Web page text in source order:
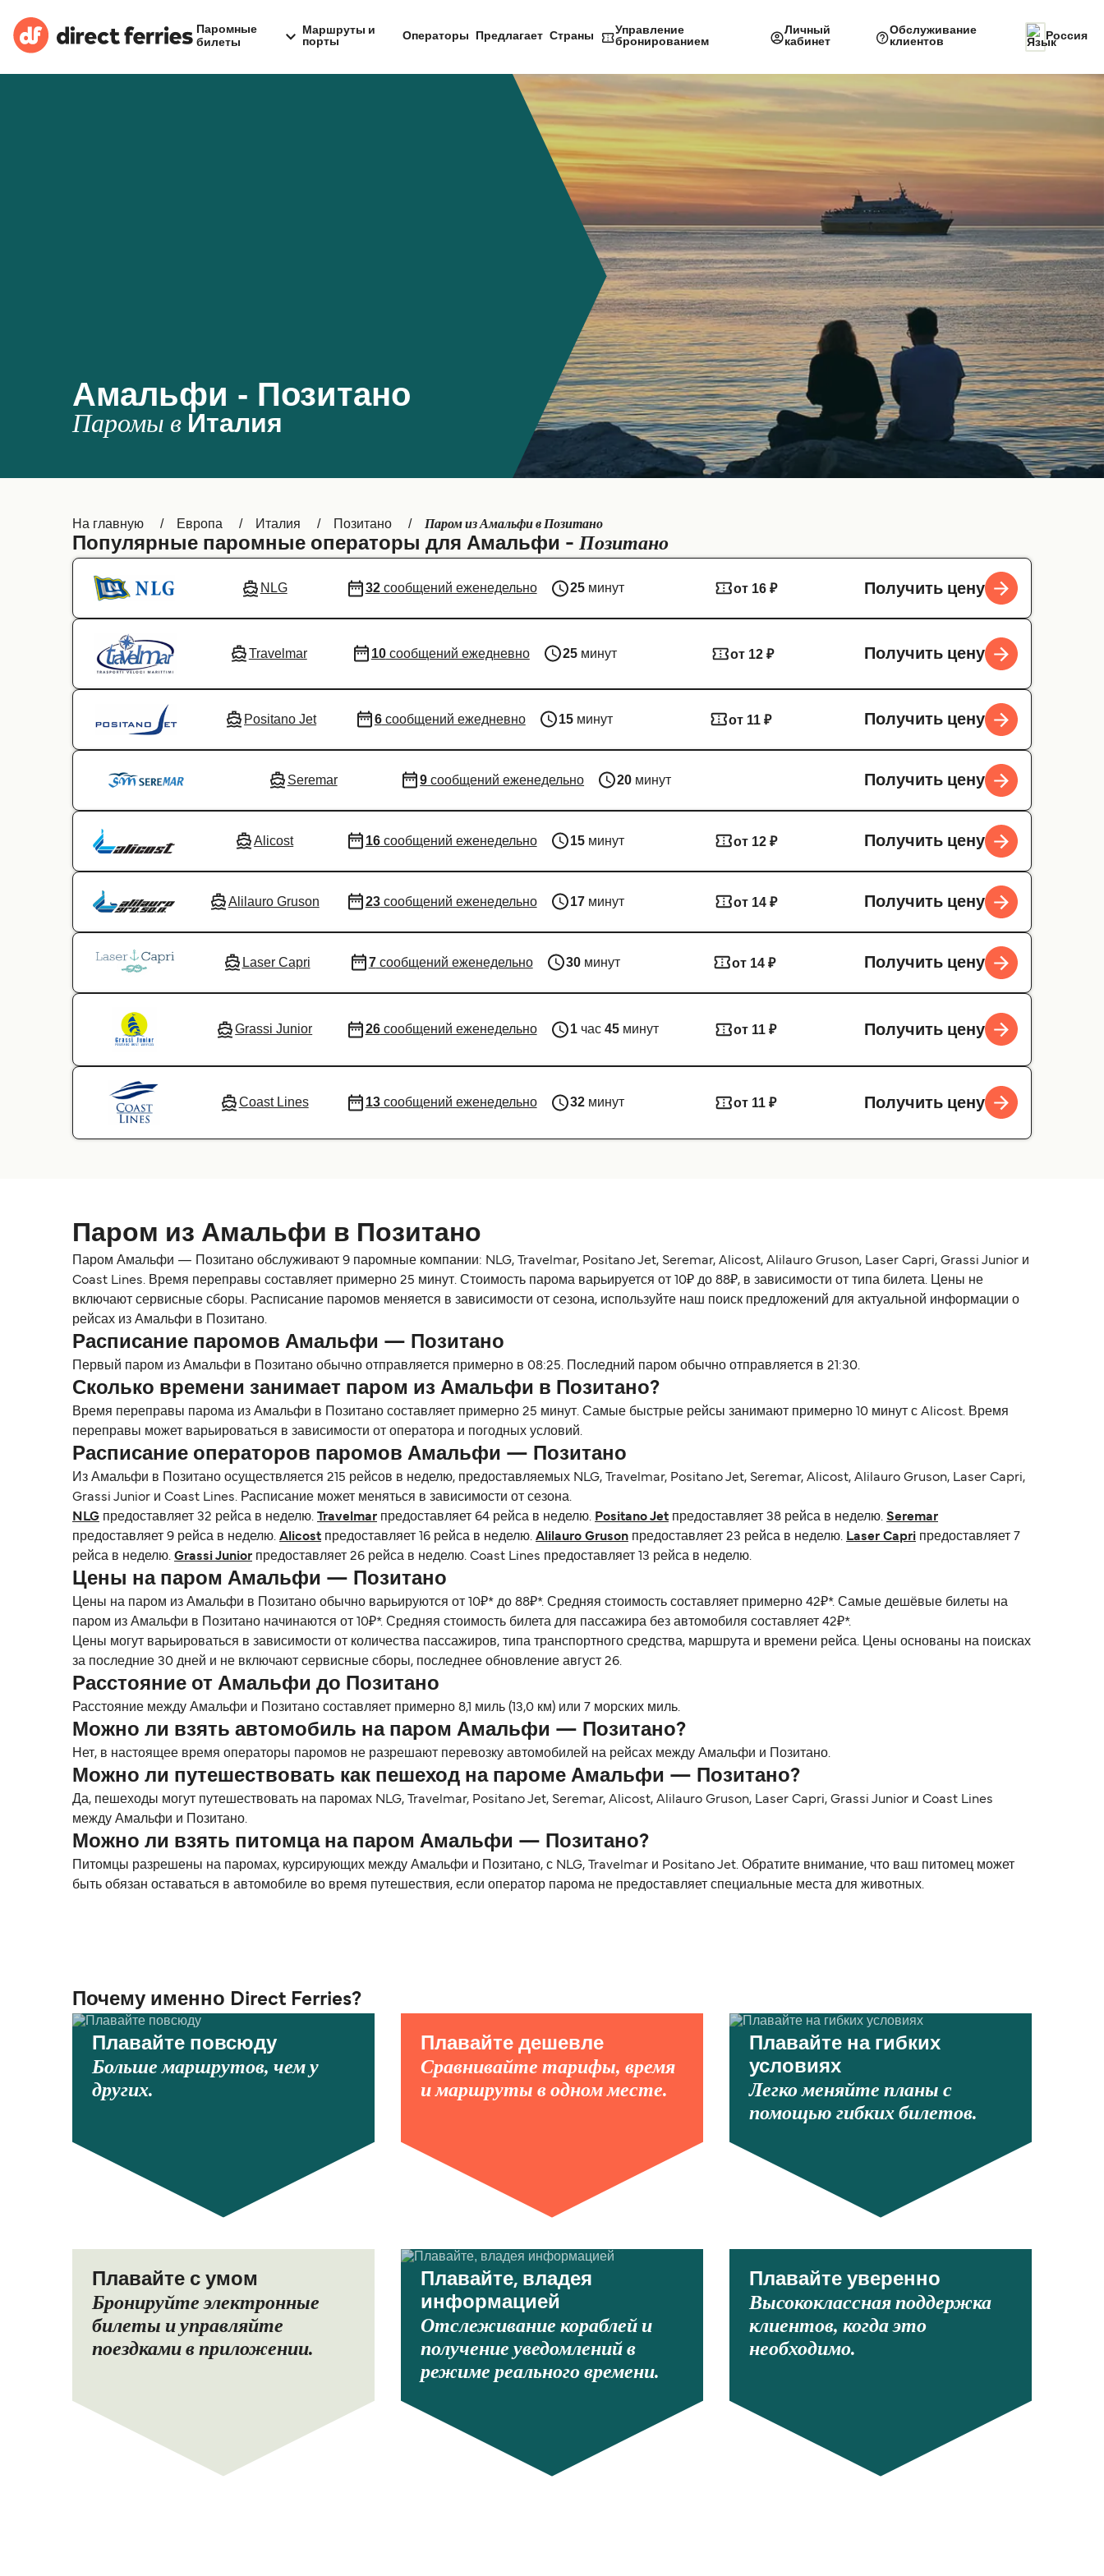
Паромные
билеты
Маршруты и
порты
Операторы Предлагает Страны
Управление
бронированием
Личный
кабинет
Обслуживание
клиентов
Россия
Амальфи - Позитано
Паромы в Италия
На главную Европа Италия Позитано Паром из Амальфи в Позитано
Популярные паромные операторы для Амальфи - Позитано
NLG 32сообщений еженедельно 25минут от 16 ₽ Получить цену
Travelmar 10сообщений ежедневно 25минут от 12 ₽ Получить цену
Positano Jet 6сообщений ежедневно 15минут от 11 ₽ Получить цену
Seremar 9 сообщений еженедельно 20 минут Получить цену
Alicost 16сообщений еженедельно 15минут от 12 ₽ Получить цену
Alilauro Gruson 23сообщений еженедельно 17минут от 14 ₽ Получить цену
Laser Capri 7сообщений еженедельно 30минут от 14 ₽ Получить цену
Grassi Junior 26сообщений еженедельно 1час 45минут от 11 ₽ Получить цену
Coast Lines 13сообщений еженедельно 32минут от 11 ₽ Получить цену
Паром из Амальфи в Позитано
Паром Амальфи — Позитано обслуживают 9 паромные компании: NLG, Travelmar, Positano Jet, Seremar, Alicost, Alilauro Gruson, Laser Capri, Grassi Junior и
Coast Lines. Время переправы составляет примерно 25 минут. Стоимость парома варьируется от 10₽ до 88₽, в зависимости от типа билета. Цены не
включают сервисные сборы. Расписание паромов меняется в зависимости от сезона, используйте наш поиск предложений для актуальной информации о
рейсах из Амальфи в Позитано.
Расписание паромов Амальфи — Позитано
Первый паром из Амальфи в Позитано обычно отправляется примерно в 08:25. Последний паром обычно отправляется в 21:30.
Сколько времени занимает паром из Амальфи в Позитано?
Время переправы парома из Амальфи в Позитано составляет примерно 25 минут. Самые быстрые рейсы занимают примерно 10 минут с Alicost. Время
переправы может варьироваться в зависимости от оператора и погодных условий.
Расписание операторов паромов Амальфи — Позитано
Из Амальфи в Позитано осуществляется 215 рейсов в неделю, предоставляемых NLG, Travelmar, Positano Jet, Seremar, Alicost, Alilauro Gruson, Laser Capri,
Grassi Junior и Coast Lines. Расписание может меняться в зависимости от сезона.
NLG предоставляет 32 рейса в неделю. Travelmar предоставляет 64 рейса в неделю. Positano Jet предоставляет 38 рейса в неделю. Seremar
предоставляет 9 рейса в неделю. Alicost предоставляет 16 рейса в неделю. Alilauro Gruson предоставляет 23 рейса в неделю. Laser Capri предоставляет 7
рейса в неделю. Grassi Junior предоставляет 26 рейса в неделю. Coast Lines предоставляет 13 рейса в неделю.
Цены на паром Амальфи — Позитано
Цены на паром из Амальфи в Позитано обычно варьируются от 10₽* до 88₽*. Средняя стоимость составляет примерно 42₽*. Самые дешёвые билеты на
паром из Амальфи в Позитано начинаются от 10₽*. Средняя стоимость билета для пассажира без автомобиля составляет 42₽*.
Цены могут варьироваться в зависимости от количества пассажиров, типа транспортного средства, маршрута и времени рейса. Цены основаны на поисках
за последние 30 дней и не включают сервисные сборы, последнее обновление август 26.
Расстояние от Амальфи до Позитано
Расстояние между Амальфи и Позитано составляет примерно 8,1 миль (13,0 км) или 7 морских миль.
Можно ли взять автомобиль на паром Амальфи — Позитано?
Нет, в настоящее время операторы паромов не разрешают перевозку автомобилей на рейсах между Амальфи и Позитано.
Можно ли путешествовать как пешеход на пароме Амальфи — Позитано?
Да, пешеходы могут путешествовать на паромах NLG, Travelmar, Positano Jet, Seremar, Alicost, Alilauro Gruson, Laser Capri, Grassi Junior и Coast Lines
между Амальфи и Позитано.
Можно ли взять питомца на паром Амальфи — Позитано?
Питомцы разрешены на паромах, курсирующих между Амальфи и Позитано, с NLG, Travelmar и Positano Jet. Обратите внимание, что ваш питомец может
быть обязан оставаться в автомобиле во время путешествия, если оператор парома не предоставляет специальные места для животных.
Почему именно Direct Ferries?
Плавайте повсюду
Больше маршрутов, чем у
других.
Плавайте дешевле
Сравнивайте тарифы, время
и маршруты в одном месте.
Плавайте на гибких
условиях
Легко меняйте планы с
помощью гибких билетов.
Плавайте с умом
Бронируйте электронные
билеты и управляйте
поездками в приложении.
Плавайте, владея
информацией
Отслеживание кораблей и
получение уведомлений в
режиме реального времени.
Плавайте уверенно
Высококлассная поддержка
клиентов, когда это
необходимо.